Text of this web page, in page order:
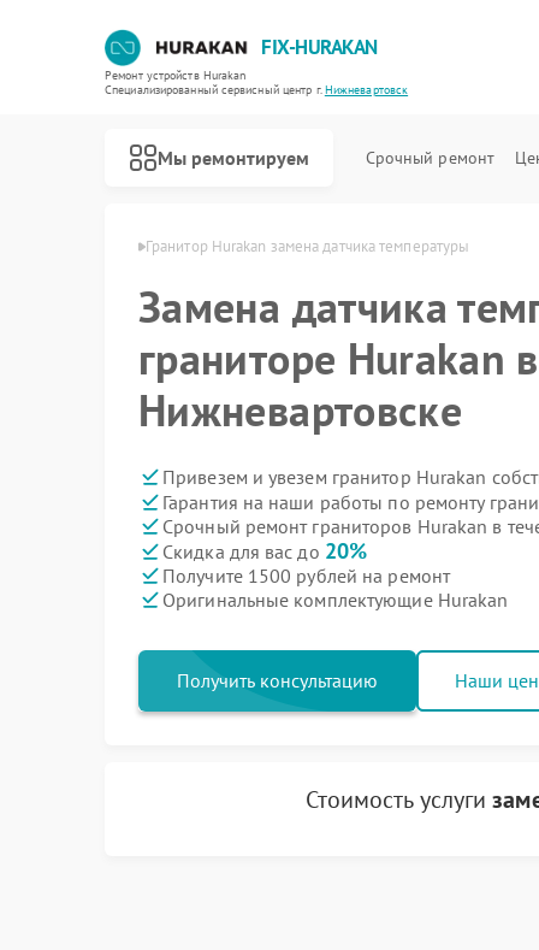
FIX-HURAKAN
Ремонт устройств Hurakan
Специализированный cервисный центр г.Нижневартовск
Мы ремонтируем Срочный ремонт
Гранитор Hurakan замена датчика температуры
Замена датчика
граниторе Hurakan в
Нижневартовске
Привезем и увезем гранитор Hurakan
Гарантия на наши работы по ремонту
Срочный ремонт граниторов Hurakan в
Скидка для вас до 20%
Получите 1500 рублей на ремонт
Оригинальные комплектующие Hurakan
Получить консультацию Наши
Стоимость услуги